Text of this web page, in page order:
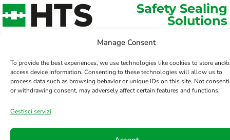
Manage Consent
To provide the best experiences, we use technologies like cookies to store and/
access device information. Consenting to these technologies will allow us to
process data such as browsing behavior or unique IDs on this site. Not
or withdrawing consent, may adversely affect certain features and functions.
Gestisci servizi
Safety Sealing
Solutions